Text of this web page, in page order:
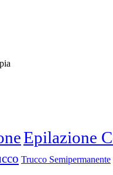
Epilazione
Trucco Semipermanente